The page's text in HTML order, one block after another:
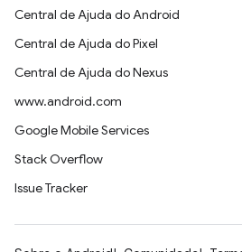
Central de Ajuda do Android
Central de Ajuda do Pixel
Central de Ajuda do Nexus
www.android.com
Google Mobile Services
Stack Overflow
Issue Tracker